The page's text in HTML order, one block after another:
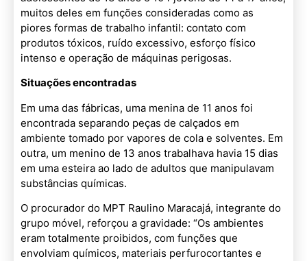
muitos deles em funções consideradas como as
piores formas de trabalho infantil: contato com
produtos tóxicos, ruído excessivo, esforço físico
intenso e operação de máquinas perigosas.
Situações encontradas
Em uma das fábricas, uma menina de 11 anos foi
encontrada separando peças de calçados em
ambiente tomado por vapores de cola e solventes. Em
outra, um menino de 13 anos trabalhava havia 15 dias
em uma esteira ao lado de adultos que manipulavam
substâncias químicas.
O procurador do MPT Raulino Maracajá, integrante do
grupo móvel, reforçou a gravidade: “Os ambientes
eram totalmente proibidos, com funções que
envolviam químicos, materiais perfurocortantes e